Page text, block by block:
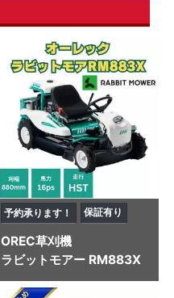
予約承ります！ 保証有り
OREC草刈機
ラビットモアー RM883X